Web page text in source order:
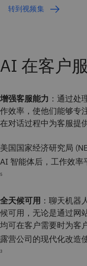
转到视频集
AI 在客户
增强客服能力 ：通过处
作效率，使他们能够专
在对话过程中为客服提
美国国家经济研究局
AI 智能体后，工作效率
5
全天候可用 ：聊天机器
候可用，无论是通过网
均可在客户需要时为客
露营公司的现代化改造
3